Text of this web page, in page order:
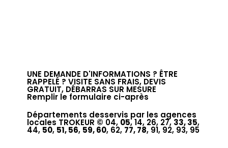
UNE DEMANDE D'INFORMATIONS ? ÊTRE
RAPPELÉ ? VISITE SANS FRAIS, DEVIS
GRATUIT, DÉBARRAS SUR MESURE
Remplir le formulaire ci-après
Départements desservis par les agences
locales TROKEUR © 04, 05, 14, 26, 27, 33, 35,
44, 50, 51, 56, 59, 60, 62, 77, 78, 91, 92, 93, 95